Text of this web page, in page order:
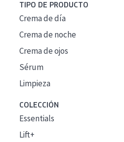
TIPO DE PRODUCTO
Crema de día
Crema de noche
Crema de ojos
Sérum
Limpieza
COLECCIÓN
Essentials
Lift+